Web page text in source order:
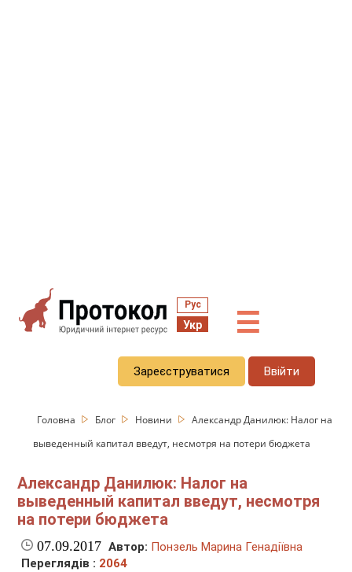
Рус
Укр ☰
Зареєструватися Ввійти
Головна Блог Новини
Александр Данилюк: Налог на
выведенный капитал введут, несмотря на потери бюджета
Александр Данилюк: Налог на
выведенный капитал введут, несмотря
на потери бюджета
07.09.2017 Автор: Понзель Марина Генадіївна
Переглядів : 2064